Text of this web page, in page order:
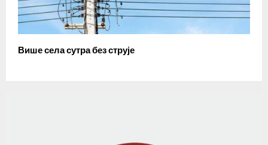
Више села сутра без струје